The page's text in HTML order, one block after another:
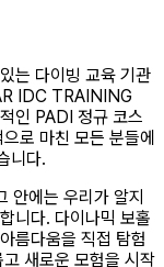
는 다이빙 교육 기관
IDC TRAINING
인 PADI 정규 코스
로 마친 모든 분들에
니다.
안에는 우리가 알지
니다. 다이나믹 보홀
름다움을 직접 탐험
새로운 모험을 시작